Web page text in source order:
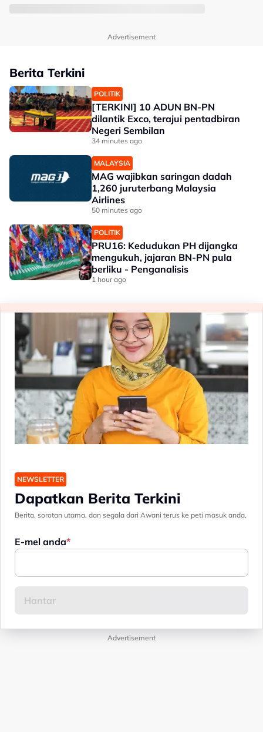
Advertisement
Berita Terkini
POLITIK
[TERKINI] 10 ADUN BN-PN
dilantik Exco, terajui pentadbiran
Negeri Sembilan
34 minutes ago
MALAYSIA
MAG wajibkan saringan dadah
1,260 juruterbang Malaysia
Airlines
50 minutes ago
POLITIK
PRU16: Kedudukan PH dijangka
mengukuh, jajaran BN-PN pula
berliku - Penganalisis
1 hour ago
NEWSLETTER
Dapatkan Berita Terkini
Berita, sorotan utama, dan segala dari Awani terus ke peti masuk anda.
E-mel anda
Advertisement